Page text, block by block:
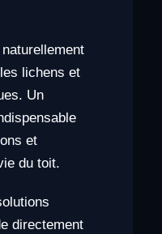
lichens et
Un
et
du toit.
directement